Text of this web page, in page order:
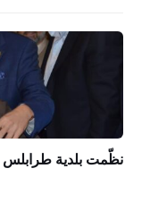
نظّمت بلدية طرابلس